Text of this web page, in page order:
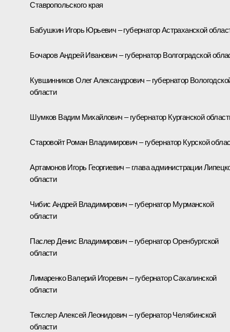
Ставропольского края
Бабушкин Игорь Юрьевич – губернатор Астраханской
Бочаров Андрей Иванович – губернатор Волгоградской
Кувшинников Олег Александрович – губернатор
области
Шумков Вадим Михайлович – губернатор Курганской
Старовойт Роман Владимирович – губернатор Курской
Артамонов Игорь Георгиевич – глава администрации
области
Чибис Андрей Владимирович – губернатор Мурманской
области
Паслер Денис Владимирович – губернатор Оренбургской
области
Лимаренко Валерий Игоревич – губернатор Сахалинской
области
Текслер Алексей Леонидович – губернатор Челябинской
области